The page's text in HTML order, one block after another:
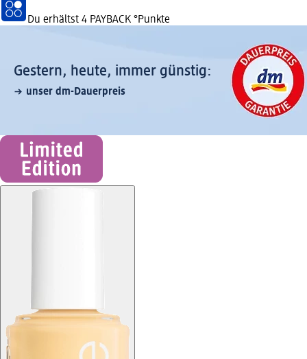
Du erhältst 4 PAYBACK °Punkte
Gestern, heute, immer günstig:
unser dm-Dauerpreis